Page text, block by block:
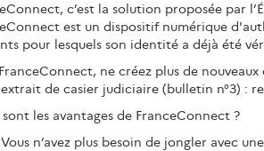
c’est la solution proposée par
est un dispositif numérique
pour lesquels son identité a déjà été
ne créez plus de
de casier judiciaire (bulletin n°3) :
sont les avantages de FranceConnect ?
Vous n’avez plus besoin de jongler avec